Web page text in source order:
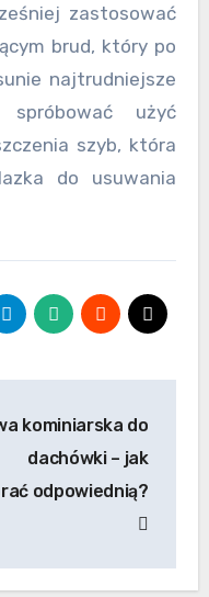
zastosować
brud, który po
najtrudniejsze
spróbować użyć
szyb, która
do usuwania
kominiarska do
dachówki – jak
odpowiednią?